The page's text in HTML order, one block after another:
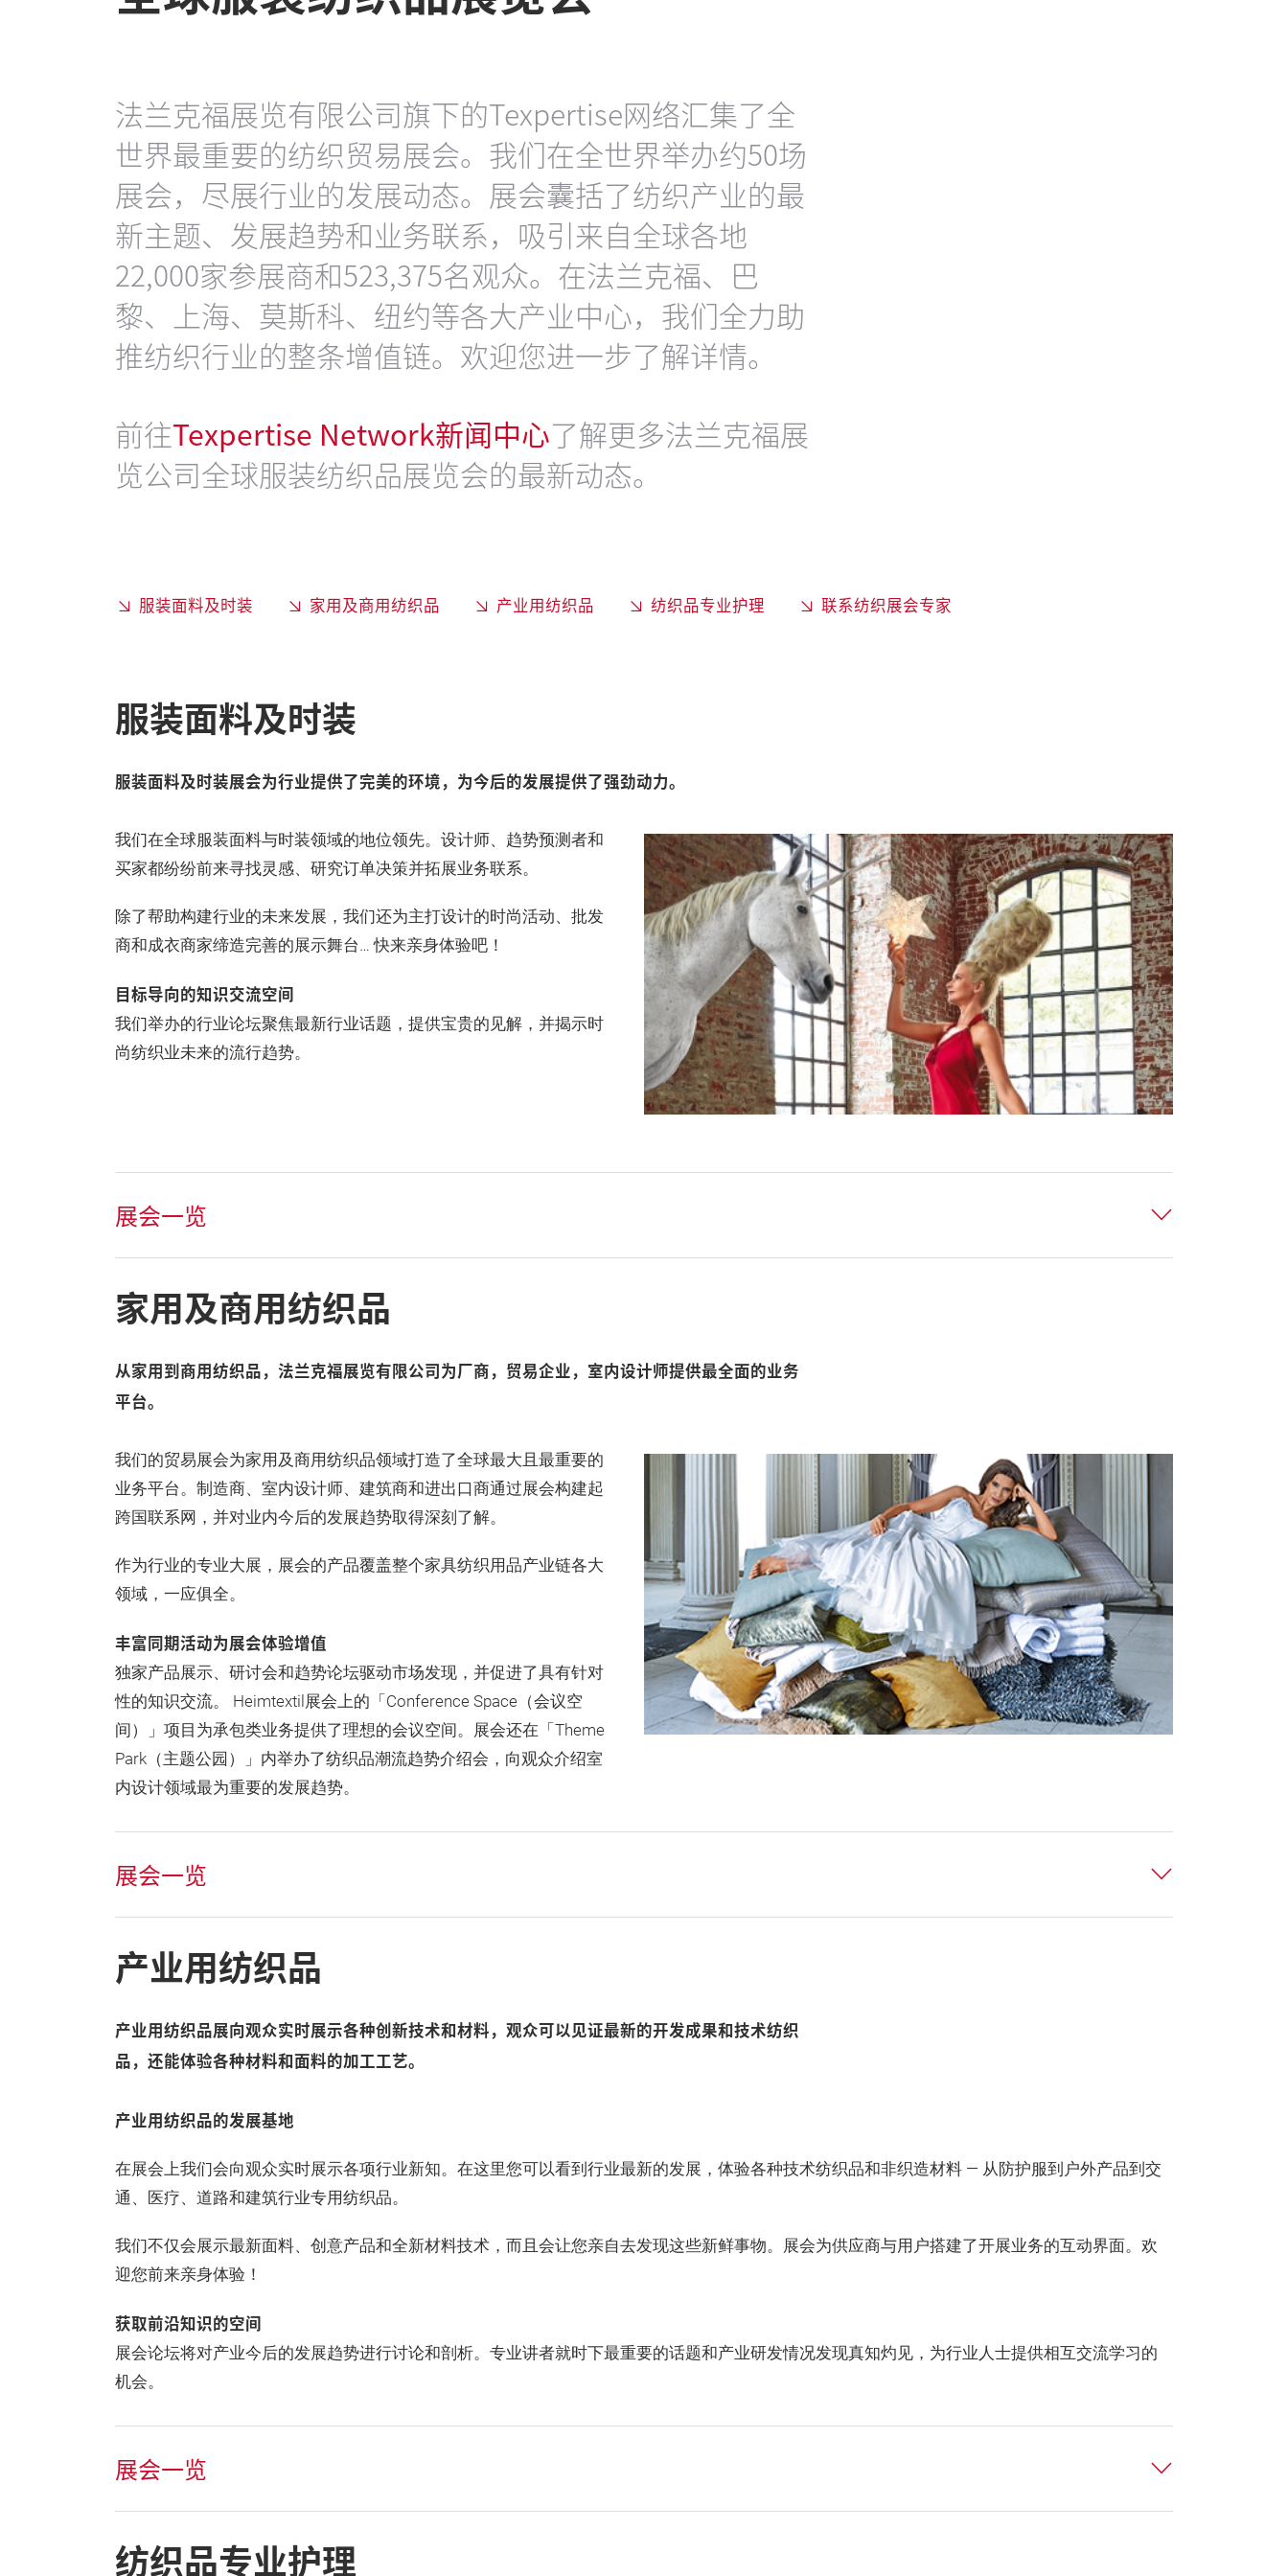
法兰克福展览有限公司旗下的Texpertise网络汇集了全
世界最重要的纺织贸易展会。我们在全世界举办约50场
展会，尽展行业的发展动态。展会囊括了纺织产业的最
新主题、发展趋势和业务联系，吸引来自全球各地
22,000家参展商和523,375名观众。在法兰克福、巴
黎、上海、莫斯科、纽约等各大产业中心，我们全力助
推纺织行业的整条增值链。欢迎您进一步了解详情。
前往Texpertise Network新闻中心了解更多法兰克福展
览公司全球服装纺织品展览会的最新动态。
服装面料及时装 家用及商用纺织品 产业用纺织品 纺织品专业护理 联系纺织展会专家
服装面料及时装
服装面料及时装展会为行业提供了完美的环境，为今后的发展提供了强劲动力。
我们在全球服装面料与时装领域的地位领先。设计师、趋势预测者和
买家都纷纷前来寻找灵感、研究订单决策并拓展业务联系。
除了帮助构建行业的未来发展，我们还为主打设计的时尚活动、批发
商和成衣商家缔造完善的展示舞台… 快来亲身体验吧！
目标导向的知识交流空间
我们举办的行业论坛聚焦最新行业话题，提供宝贵的见解，并揭示时
尚纺织业未来的流行趋势。
展会一览
家用及商用纺织品
从家用到商用纺织品，法兰克福展览有限公司为厂商，贸易企业，室内设计师提供最全面的业务
平台。
我们的贸易展会为家用及商用纺织品领域打造了全球最大且最重要的
业务平台。制造商、室内设计师、建筑商和进出口商通过展会构建起
跨国联系网，并对业内今后的发展趋势取得深刻了解。
作为行业的专业大展，展会的产品覆盖整个家具纺织用品产业链各大
领域，一应俱全。
丰富同期活动为展会体验增值
独家产品展示、研讨会和趋势论坛驱动市场发现，并促进了具有针对
性的知识交流。 Heimtextil展会上的「Conference Space（会议空
间）」项目为承包类业务提供了理想的会议空间。展会还在「Theme
Park（主题公园）」内举办了纺织品潮流趋势介绍会，向观众介绍室
内设计领域最为重要的发展趋势。
展会一览
产业用纺织品
产业用纺织品展向观众实时展示各种创新技术和材料，观众可以见证最新的开发成果和技术纺织
品，还能体验各种材料和面料的加工工艺。
产业用纺织品的发展基地
在展会上我们会向观众实时展示各项行业新知。在这里您可以看到行业最新的发展，体验各种技术纺织品和非织造材料 — 从防护服到户外产品到交
通、医疗、道路和建筑行业专用纺织品。
我们不仅会展示最新面料、创意产品和全新材料技术，而且会让您亲自去发现这些新鲜事物。展会为供应商与用户搭建了开展业务的互动界面。欢
迎您前来亲身体验！
获取前沿知识的空间
展会论坛将对产业今后的发展趋势进行讨论和剖析。专业讲者就时下最重要的话题和产业研发情况发现真知灼见，为行业人士提供相互交流学习的
机会。
展会一览
纺织品专业护理